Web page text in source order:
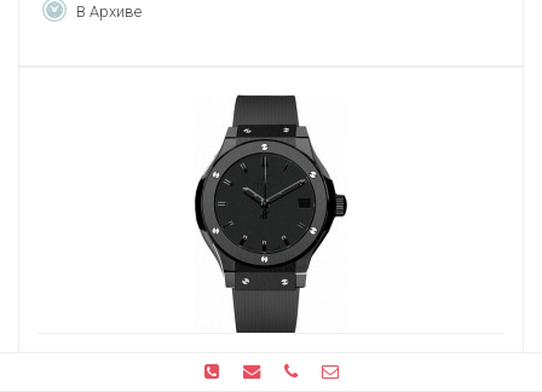
В Архиве
Hublot Classic Fusion All Black 33 581.CM.1110.RX